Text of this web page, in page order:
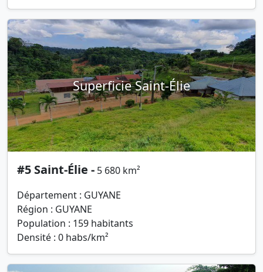
Superficie Saint-Élie
#5 Saint-Élie - 5 680 km²
Département : GUYANE
Région : GUYANE
Population : 159 habitants
Densité : 0 habs/km²